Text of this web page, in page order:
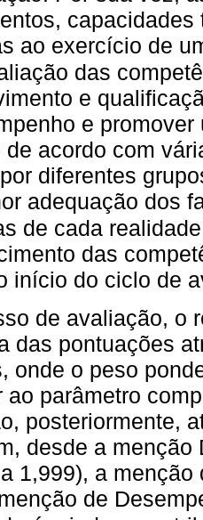
ao exercício de
das
e
e
de acordo com
diferentes
adequação dos
de cada realidade
das
início do ciclo de
de avaliação, o
das pontuações
onde o peso
ao parâmetro
posteriormente,
desde a
1,999), a
de